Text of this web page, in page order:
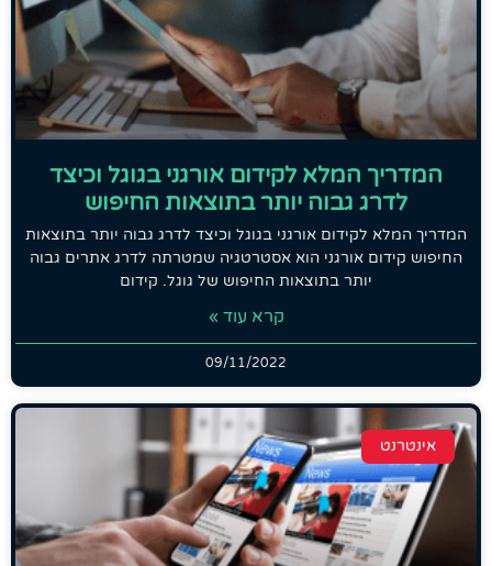
המדריך המלא לקידום אורגני בגוגל וכיצד
לדרג גבוה יותר בתוצאות החיפוש
המדריך המלא לקידום אורגני בגוגל וכיצד לדרג גבוה יותר בתוצאות
החיפוש קידום אורגני הוא אסטרטגיה שמטרתה לדרג אתרים גבוה
יותר בתוצאות החיפוש של גוגל. קידום
קרא עוד »
09/11/2022
אינטרנט